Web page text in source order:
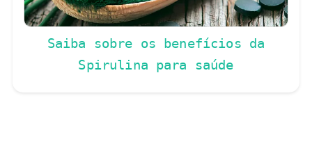
Saiba sobre os benefícios da
Spirulina para saúde